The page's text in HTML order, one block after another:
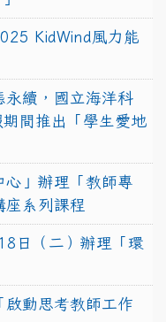
KidWind風力能
永續，國立海洋科
間推出「學生愛地
心」辦理「教師專
座系列課程
日（二）辦理「環
啟動思考教師工作